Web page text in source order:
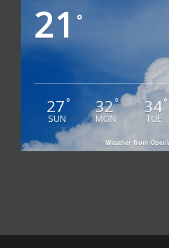
21 °
27°
SUN
32°
MON
34°
TUE
Weather from